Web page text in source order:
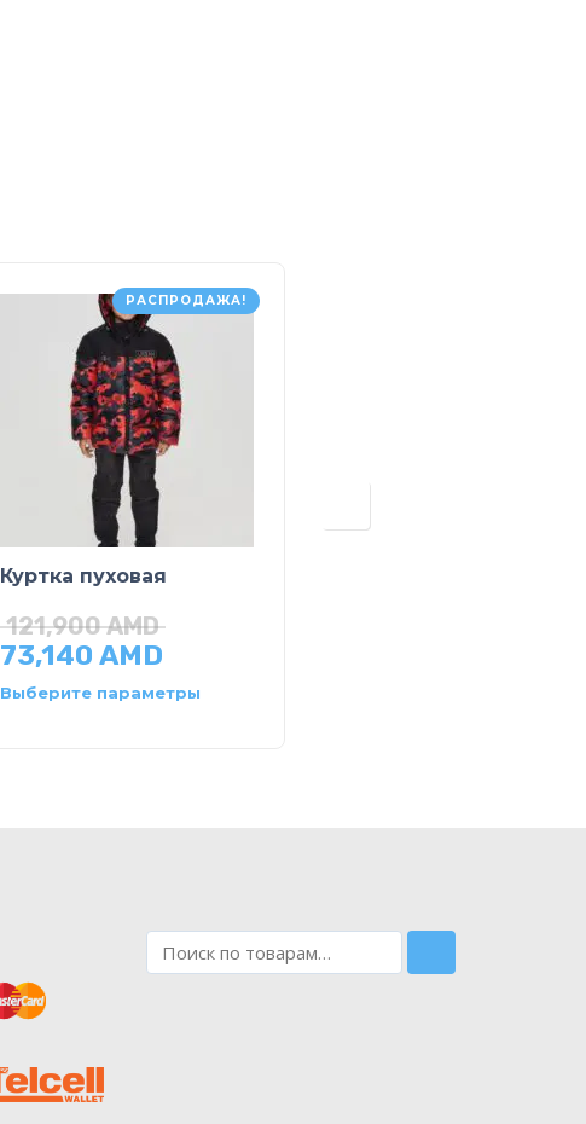
РАСПРОДАЖА!
Куртка пуховая
121,900AMD
73,140 AMD
Выберите параметры